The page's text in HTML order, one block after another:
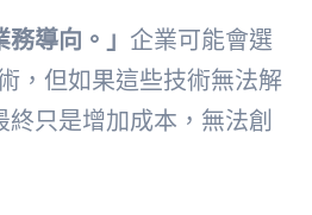
導向。」 企業可能會選
，但如果這些技術無法解
只是增加成本，無法創